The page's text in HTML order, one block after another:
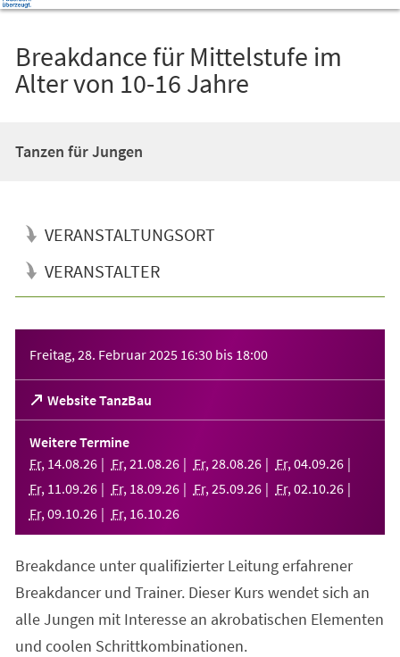
Breakdance für Mittelstufe im
Alter von 10-16 Jahre
Tanzen für Jungen
VERANSTALTUNGSORT
VERANSTALTER
Freitag, 28. Februar 2025 16:30 bis 18:00
Website TanzBau
(Öffnet
in
einem
neuen
Tab)
Weitere Termine
Fr, 14.08.26 Fr, 21 .08.26 Fr, 28.08.26 Fr, 04.09.26
Fr, 11 .09.26 Fr, 18.09.26 Fr, 25.09.26 Fr, 02.10.26
Fr, 09.10.26 Fr, 16.10.26
Breakdance unter qualifizierter Leitung erfahrener
Breakdancer und Trainer. Dieser Kurs wendet sich an
alle Jungen mit Interesse an akrobatischen Elementen
und coolen Schrittkombinationen.